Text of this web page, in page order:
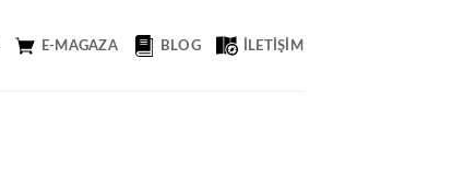
E-MAGAZA BLOG İLETIŞIM